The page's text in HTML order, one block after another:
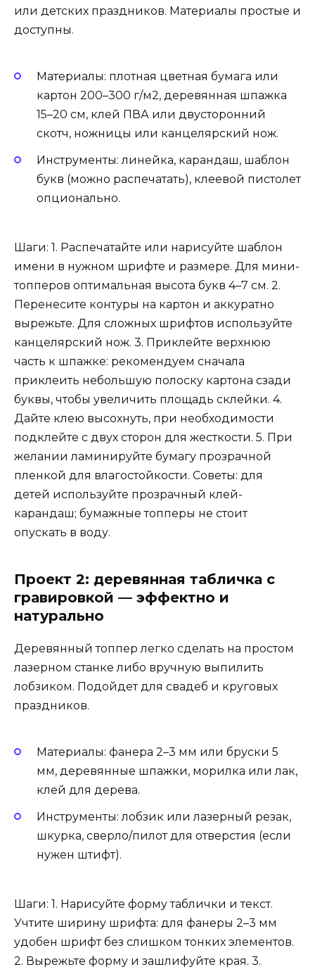
или детских праздников. Материалы простые и
доступны.
Материалы: плотная цветная бумага или
картон 200–300 г/м2, деревянная шпажка
15–20 см, клей ПВА или двусторонний
скотч, ножницы или канцелярский нож.
Инструменты: линейка, карандаш, шаблон
букв (можно распечатать), клеевой пистолет
опционально.
Шаги: 1. Распечатайте или нарисуйте шаблон
имени в нужном шрифте и размере. Для мини-
топперов оптимальная высота букв 4–7 см. 2.
Перенесите контуры на картон и аккуратно
вырежьте. Для сложных шрифтов используйте
канцелярский нож. 3. Приклейте верхнюю
часть к шпажке: рекомендуем сначала
приклеить небольшую полоску картона сзади
буквы, чтобы увеличить площадь склейки. 4.
Дайте клею высохнуть, при необходимости
подклейте с двух сторон для жесткости. 5. При
желании ламинируйте бумагу прозрачной
пленкой для влагостойкости. Советы: для
детей используйте прозрачный клей-
карандаш; бумажные топперы не стоит
опускать в воду.
Проект 2: деревянная табличка с
гравировкой — эффектно и
натурально
Деревянный топпер легко сделать на простом
лазерном станке либо вручную выпилить
лобзиком. Подойдет для свадеб и круговых
праздников.
Материалы: фанера 2–3 мм или бруски 5
мм, деревянные шпажки, морилка или лак,
клей для дерева.
Инструменты: лобзик или лазерный резак,
шкурка, сверло/пилот для отверстия (если
нужен штифт).
Шаги: 1. Нарисуйте форму таблички и текст.
Учтите ширину шрифта: для фанеры 2–3 мм
удобен шрифт без слишком тонких элементов.
2. Вырежьте форму и зашлифуйте края. 3.